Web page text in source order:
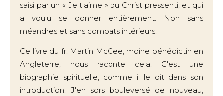
saisi par un « Je t'aime » du Christ pressenti, et qui
a voulu se donner entièrement. Non sans
méandres et sans combats intérieurs.
Ce livre du fr. Martin McGee, moine bénédictin en
Angleterre, nous raconte cela. C'est une
biographie spirituelle, comme il le dit dans son
introduction. J'en sors bouleversé de nouveau,